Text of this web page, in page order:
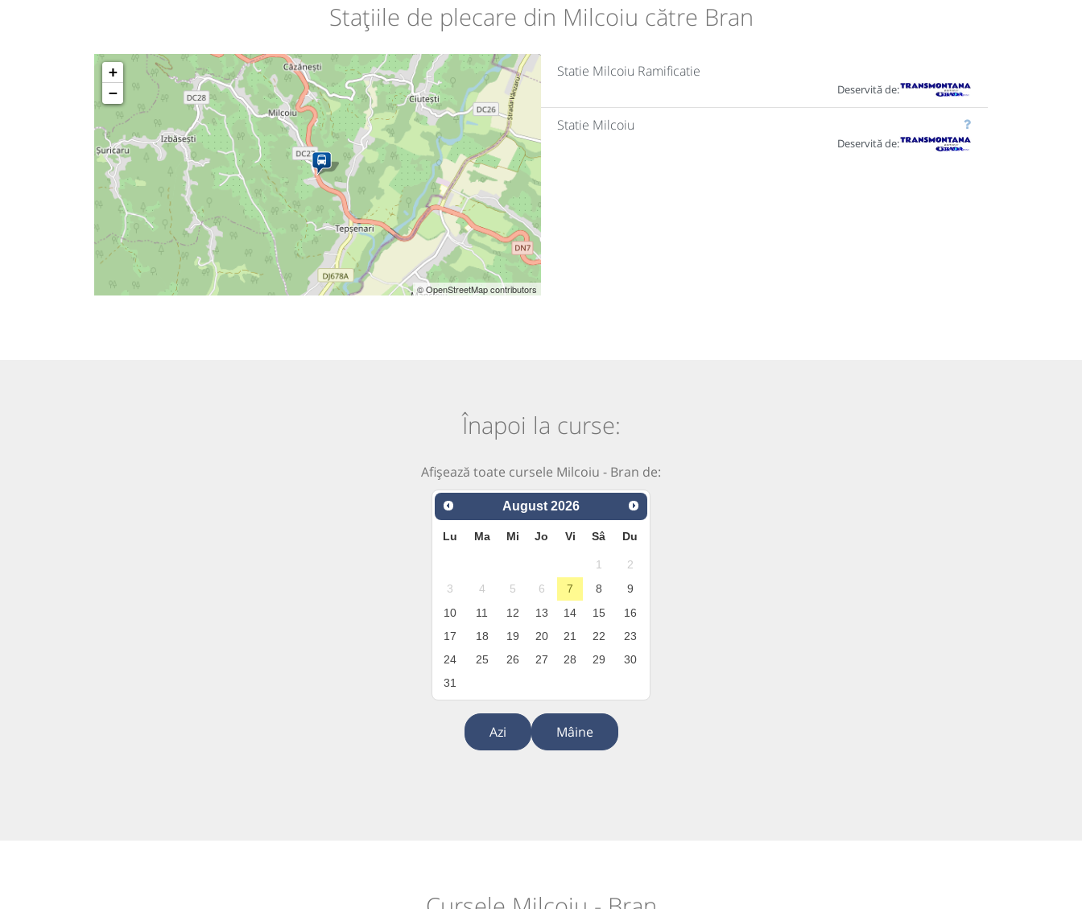
Stațiile de plecare din Milcoiu către Bran
+
−
© OpenStreetMap contributors
Statie Milcoiu Ramificatie
Deservită de:
Statie Milcoiu
Deservită de:
Înapoi la curse:
Afișează toate cursele Milcoiu - Bran de:
August 2026
Lu Ma Mi Jo Vi Sâ Du
1
2
3
4 5 6 7 8
9
10
11 12 13 14 15
16
17
18 19 20 21 22
23
24
25 26 27 28 29
30
31
Azi Mâine